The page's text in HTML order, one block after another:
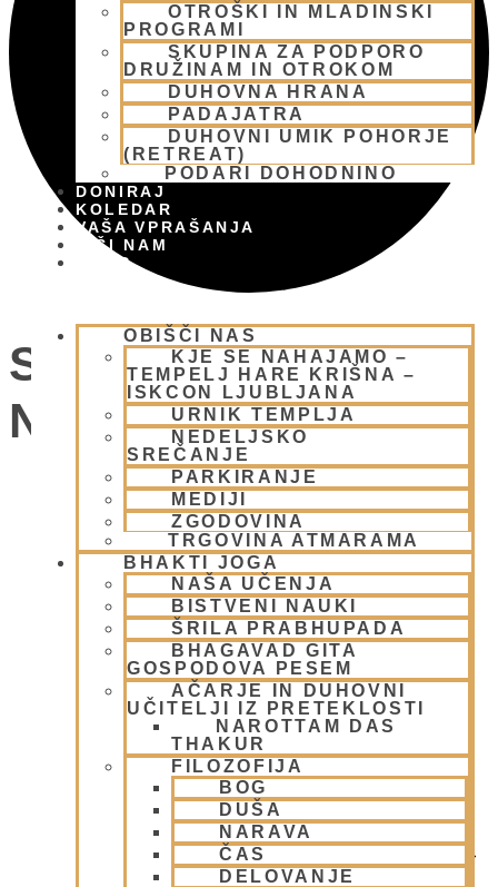
OTROŠKI IN MLADINSKI
PROGRAMI
SKUPINA ZA PODPORO
DRUŽINAM IN OTROKOM
DUHOVNA HRANA
PADAJATRA
DUHOVNI UMIK POHORJE
(RETREAT)
PODARI DOHODNINO
DONIRAJ
KOLEDAR
VAŠA VPRAŠANJA
PIŠI NAM
BLOG
OBIŠČI NAS
KJE SE NAHAJAMO –
TEMPELJ HARE KRIŠNA –
ISKCON LJUBLJANA
URNIK TEMPLJA
NEDELJSKO
SREČANJE
PARKIRANJE
MEDIJI
ZGODOVINA
TRGOVINA ATMARAMA
BHAKTI JOGA
NAŠA UČENJA
BISTVENI NAUKI
ŠRILA PRABHUPADA
BHAGAVAD GITA
GOSPODOVA PESEM
AČARJE IN DUHOVNI
UČITELJI IZ PRETEKLOSTI
NAROTTAM DAS
THAKUR
FILOZOFIJA
BOG
DUŠA
NARAVA
ČAS
DELOVANJE
SOBOTNI KIRTAN -
NAMA JAGJA
Dogodki